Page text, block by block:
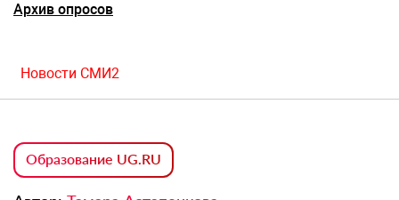
Архив опросов
Новости СМИ2
Образование UG.RU